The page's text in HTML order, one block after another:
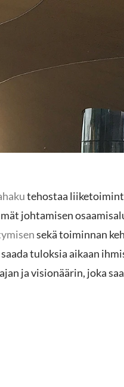
tehostaa
johtamisen
sekä toiminnan
tuloksia aikaan
ja visionäärin, joka